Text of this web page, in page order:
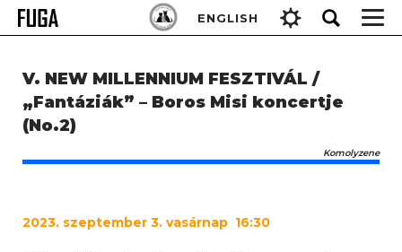
Skip
ENGLISH
Keresés:
V. NEW MILLENNIUM FESZTIVÁL /
„Fantáziák” – Boros Misi koncertje
(No.2)
Komolyzene
2023. szeptember 3. vasárnap 16:30